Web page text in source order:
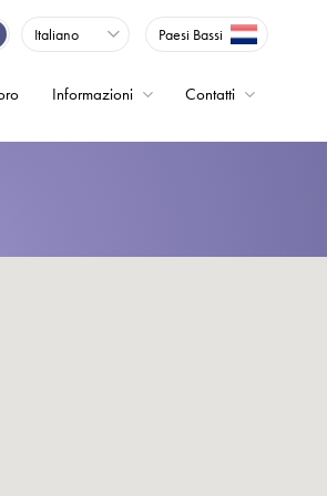
Italiano Paesi Bassi
Informazioni Contatti